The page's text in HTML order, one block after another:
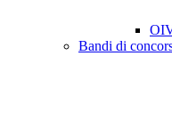
Bandi di